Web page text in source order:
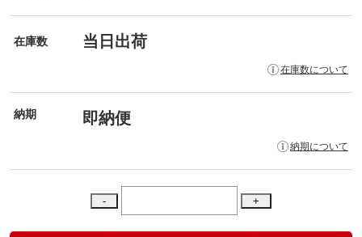
在庫数 当日出荷
在庫数について
納期 即納便
納期について